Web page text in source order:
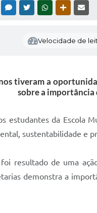
MESSENGER
TWITTERWHATSAPPOUTRAS
Velocidade de
tiveram a
sobre a importância
estudantes da Escola
sustentabilidade e
resultado de uma
demonstra a